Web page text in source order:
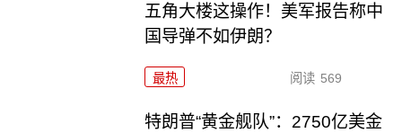
五角大楼这操作！美军报告称中
国导弹不如伊朗？
最热 阅读 569
特朗普“黄金舰队”：2750亿美金